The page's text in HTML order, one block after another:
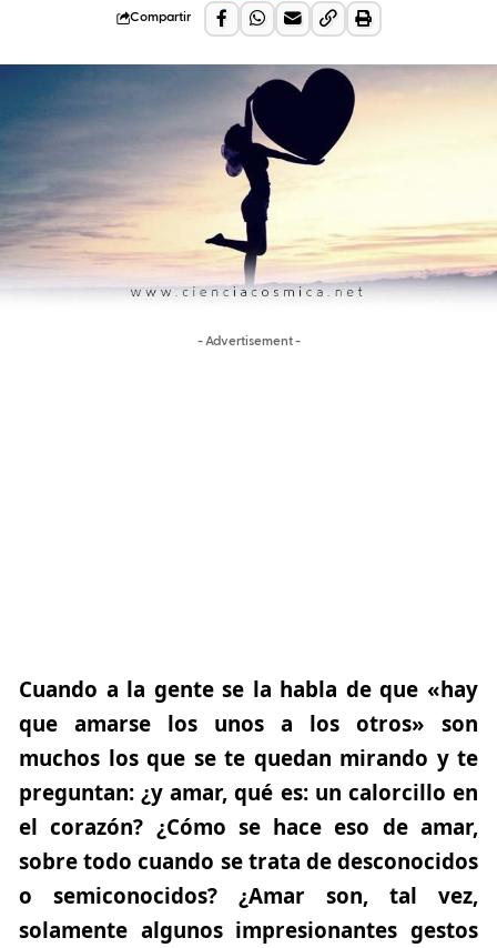
Compartir
- Advertisement -
Cuando a la gente se la habla de que «hay
que amarse los unos a los otros» son
muchos los que se te quedan mirando y te
preguntan: ¿y amar, qué es: un calorcillo en
el corazón? ¿Cómo se hace eso de amar,
sobre todo cuando se trata de desconocidos
o semiconocidos? ¿Amar son, tal vez,
solamente algunos impresionantes gestos